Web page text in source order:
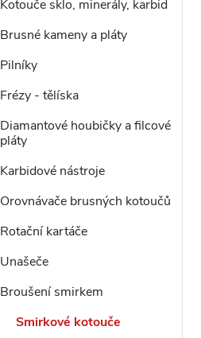
Kotouče sklo, minerály, karbid
Brusné kameny a pláty
Pilníky
Frézy - tělíska
Diamantové houbičky a filcové
pláty
Karbidové nástroje
Orovnávače brusných kotoučů
Rotační kartáče
Unašeče
Broušení smirkem
Smirkové kotouče